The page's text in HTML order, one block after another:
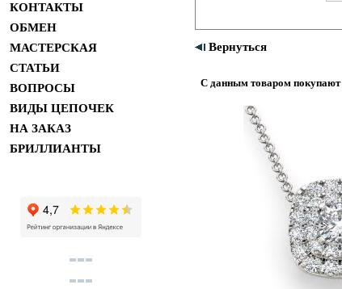
КОНТАКТЫ
ОБМЕН
МАСТЕРСКАЯ
СТАТЬИ
ВОПРОСЫ
ВИДЫ ЦЕПОЧЕК
НА ЗАКАЗ
БРИЛЛИАНТЫ
Вернуться
С данным товаром покупают